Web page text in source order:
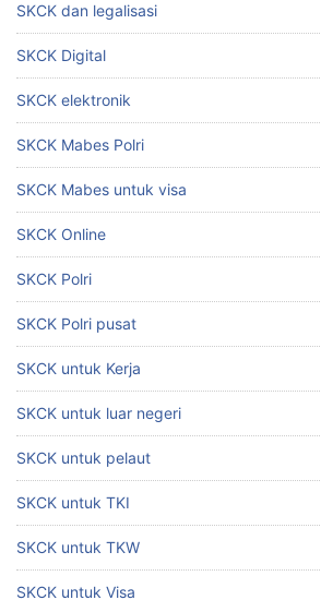
SKCK dan legalisasi
SKCK Digital
SKCK elektronik
SKCK Mabes Polri
SKCK Mabes untuk visa
SKCK Online
SKCK Polri
SKCK Polri pusat
SKCK untuk Kerja
SKCK untuk luar negeri
SKCK untuk pelaut
SKCK untuk TKI
SKCK untuk TKW
SKCK untuk Visa